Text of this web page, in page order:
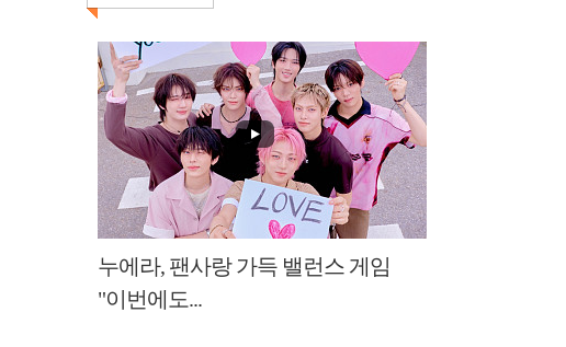
누에라, 팬사랑 가득 밸런스 게임
"이번에도...